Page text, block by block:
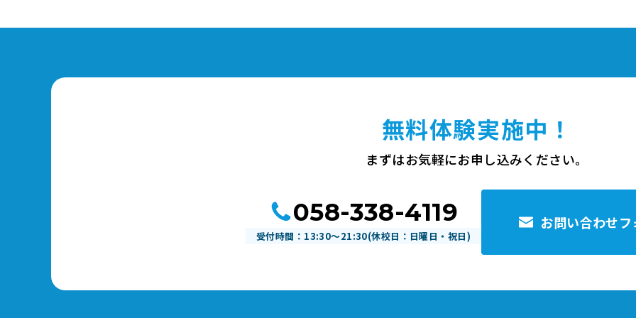
無料体験実施中！
まずはお気軽にお申し込みください。
058-338-4119
受付時間： 13:30～21:30(休校日： 日曜日・祝日)
お問い合わせフ